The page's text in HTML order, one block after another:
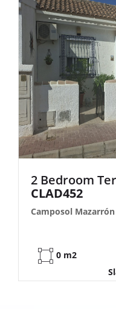
Belasting
2
| FB140
53